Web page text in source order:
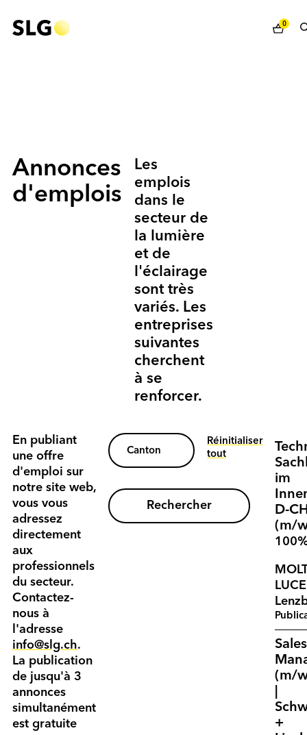
0
Annonces
d'emplois
Les
emplois
dans le
secteur de
la lumière
et de
l'éclairage
sont très
variés. Les
entreprises
suivantes
cherchent
à se
renforcer.
En publiant
une offre
d'emploi sur
notre site web,
vous vous
adressez
directement
aux
professionnels
du secteur.
Contactez-
nous à
l'adresse
info@slg.ch.
La publication
de jusqu'à 3
annonces
simultanément
est gratuite
Rechercher
Réinitialiser
tout
im
D-
(m/
Sales
(m/
+